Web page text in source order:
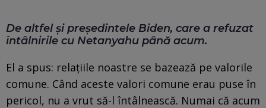
De altfel și președintele Biden, care a refuzat
întâlnirile cu Netanyahu până acum.
El a spus: relațiile noastre se bazează pe valorile
comune. Când aceste valori comune erau puse în
pericol, nu a vrut să-l întâlnească. Numai că acum